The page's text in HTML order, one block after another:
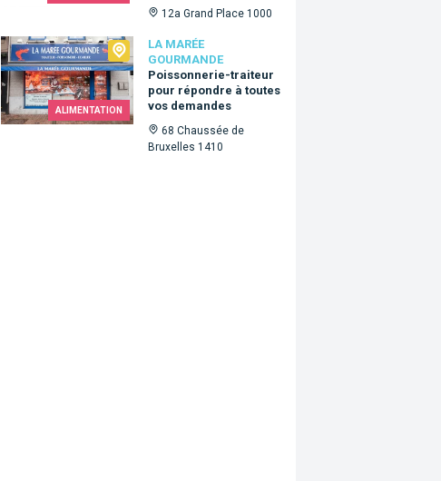
12a Grand Place 1000
ALIMENTATION
LA MARÉE
GOURMANDE
Poissonnerie-traiteur
pour répondre à toutes
vos demandes
68 Chaussée de
Bruxelles 1410
La Marée Gourmande